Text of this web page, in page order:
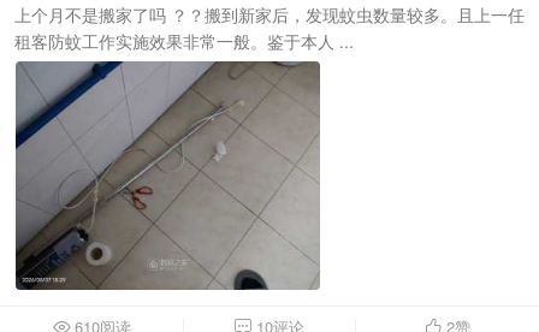
上个月不是搬家了吗 ？？搬到新家后，发现蚊虫数量较多。且上一任
租客防蚊工作实施效果非常一般。鉴于本人 ...
610阅读  10评论  2赞